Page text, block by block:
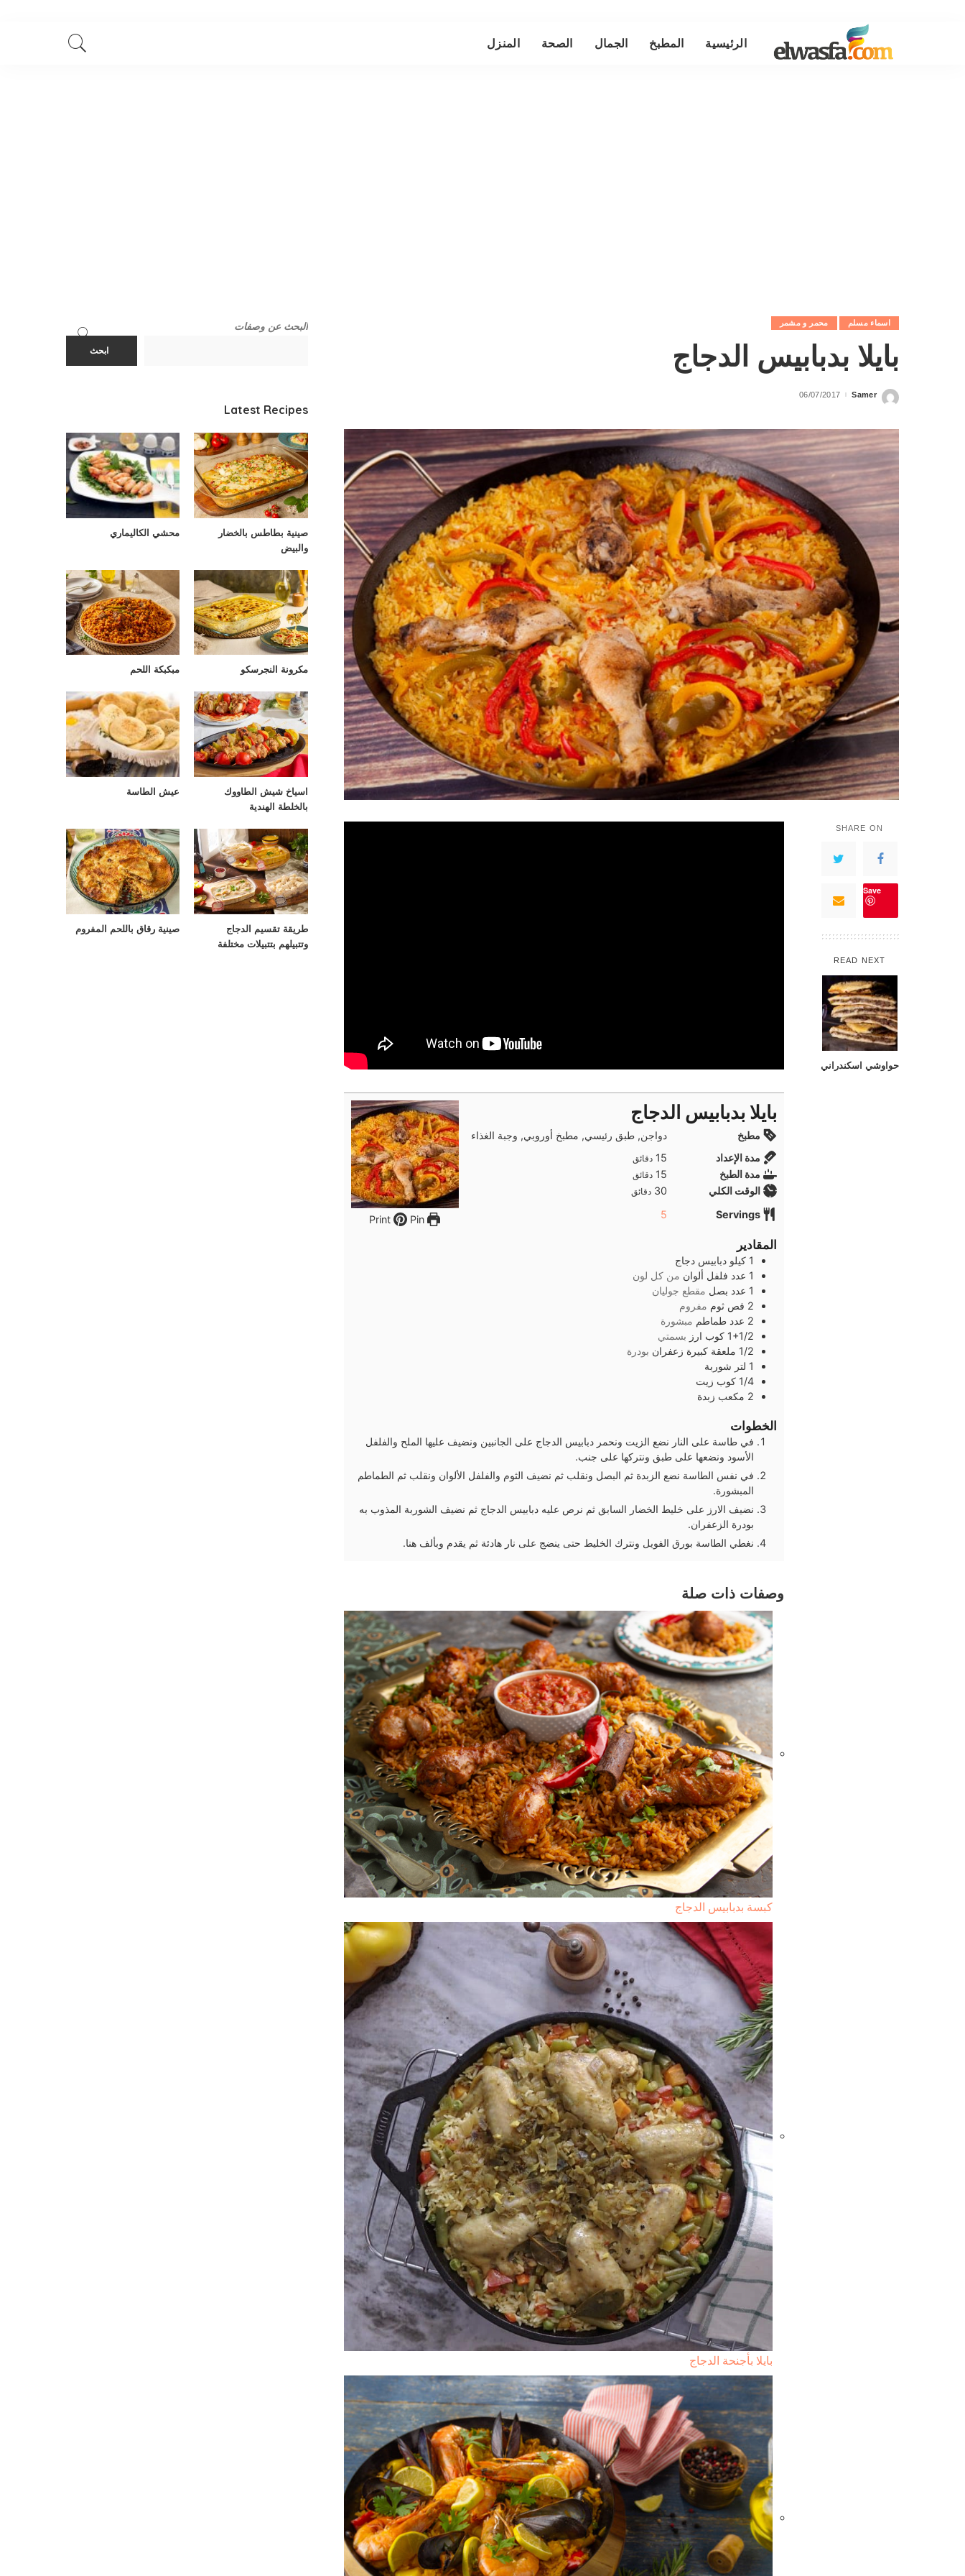
الرئيسية المطبخ الجمال الصحة المنزل
اسماء مسلم محمر و مشمر
بايلا بدبابيس الدجاج
Posted
Samer
06/07/2017
SHARE ON
Save
READ NEXT
حواوشي اسكندراني
Print
Pin
بايلا بدبابيس الدجاج
مطبخ
دواجن, طبق رئيسي, مطبخ أوروبي, وجبة الغذاء
مدة الإعداد
15دقائق
دقائق
مدة الطبخ 15دقائق
دقائق
الوقت الكلي 30دقائق
دقائق
Servings
5
المقادير
1 كيلو دبابيس دجاج
1 عدد فلفل ألوان من كل لون
1 عدد بصل مقطع جوليان
2 فص ثوم مفروم
2 عدد طماطم مبشورة
1+1/2 كوب ارز بسمتي
1/2 ملعقة كبيرة زعفران بودرة
1 لتر شوربة
1/4 كوب زيت
2 مكعب زبدة
الخطوات
في طاسة على النار نضع الزيت ونحمر دبابيس الدجاج على الجانبين ونضيف عليها الملح والفلفل
الأسود ونضعها على طبق ونتركها على جنب.
في نفس الطاسة نضع الزبدة ثم البصل ونقلب ثم نضيف الثوم والفلفل الألوان ونقلب ثم الطماطم
المبشورة.
نضيف الارز على خليط الخضار السابق ثم نرص عليه دبابيس الدجاج ثم نضيف الشوربة المذوب به
بودرة الزعفران.
نغطي الطاسة بورق الفويل ونترك الخليط حتى ينضج على نار هادئة ثم يقدم وبألف هنا.
وصفات ذات صلة
كبسة بدبابيس الدجاج
بايلا بأجنحة الدجاج
البحث عن وصفات
ابحث
Latest Recipes
صينية بطاطس بالخضار
والبيض
محشي الكاليماري
مكرونة النجرسكو مبكبكة اللحم
اسياخ شيش الطاووك
بالخلطة الهندية
عيش الطاسة
طريقة تقسيم الدجاج
وتتبيلهم بتتبيلات مختلفة
صينية رقاق باللحم المفروم